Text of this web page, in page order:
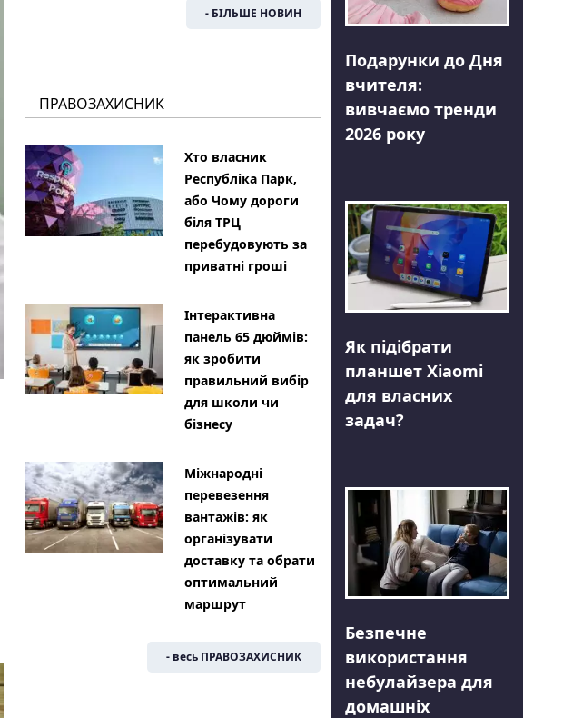
- БІЛЬШЕ НОВИН
ПРАВОЗАХИСНИК
Хто власник
Республіка Парк,
або Чому дороги
біля ТРЦ
перебудовують за
приватні гроші
Інтерактивна
панель 65 дюймів:
як зробити
правильний вибір
для школи чи
бізнесу
Міжнародні
перевезення
вантажів: як
організувати
доставку та обрати
оптимальний
маршрут
- весь ПРАВОЗАХИСНИК
Подарунки до Дня
вчителя:
вивчаємо тренди
2026 року
Як підібрати
планшет Xiaomi
для власних
задач?
Безпечне
використання
небулайзера для
домашніх